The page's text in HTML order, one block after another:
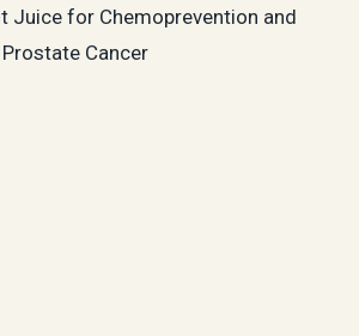
Juice for Chemoprevention and
Cancer